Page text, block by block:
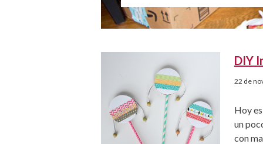
DIY
22 de
Hoy
un
con